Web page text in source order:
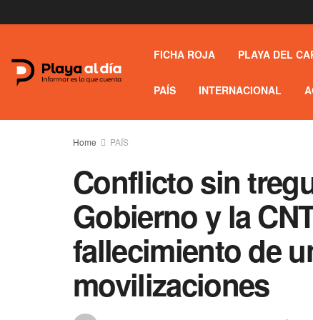
FICHA ROJA PLAYA DEL
PAÍS INTERNACIONAL
Home PAÍS
Conflicto sin
Gobierno y la
fallecimiento de
movilizaciones